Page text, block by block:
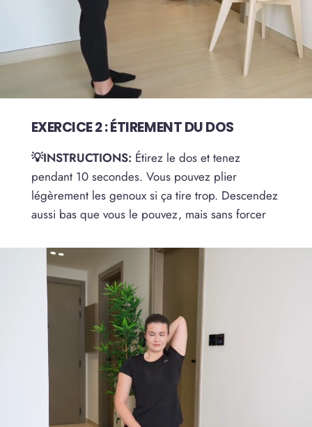
EXERCICE 2 : ÉTIREMENT DU DOS
💡INSTRUCTIONS: Étirez le dos et tenez
pendant 10 secondes. Vous pouvez plier
légèrement les genoux si ça tire trop. Descendez
aussi bas que vous le pouvez, mais sans forcer